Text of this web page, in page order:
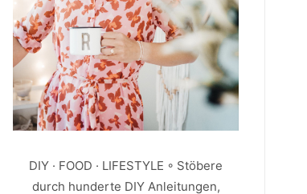
DIY · FOOD · LIFESTYLE ◦ Stöbere
durch hunderte DIY Anleitungen,